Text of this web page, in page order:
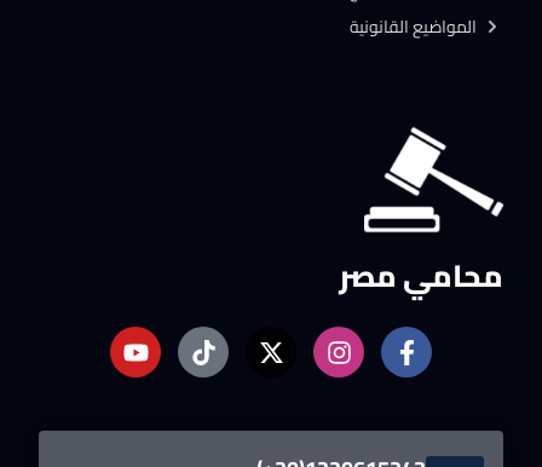
محامي مصر
المواضيع القانونية